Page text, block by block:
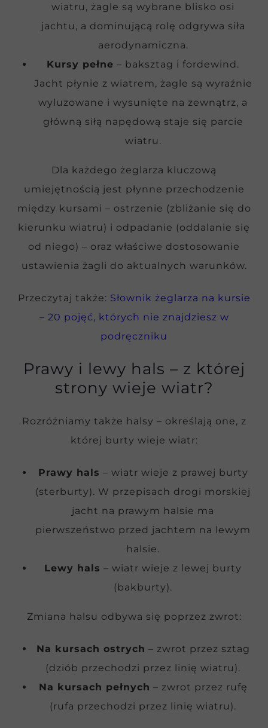
wiatru, żagle są wybrane blisko osi
jachtu, a dominującą rolę odgrywa siła
aerodynamiczna.
Kursy pełne – baksztag i fordewind.
Jacht płynie z wiatrem, żagle są wyraźnie
wyluzowane i wysunięte na zewnątrz, a
główną siłą napędową staje się parcie
wiatru.
Dla każdego żeglarza kluczową
umiejętnością jest płynne przechodzenie
między kursami – ostrzenie (zbliżanie się do
kierunku wiatru) i odpadanie (oddalanie się
od niego) – oraz właściwe dostosowanie
ustawienia żagli do aktualnych warunków.
Przeczytaj także: Słownik żeglarza na kursie
– 20 pojęć, których nie znajdziesz w
podręczniku
Prawy i lewy hals – z której
strony wieje wiatr?
Rozróżniamy także halsy – określają one, z
której burty wieje wiatr:
Prawy hals – wiatr wieje z prawej burty
(sterburty). W przepisach drogi morskiej
jacht na prawym halsie ma
pierwszeństwo przed jachtem na lewym
halsie.
Lewy hals – wiatr wieje z lewej burty
(bakburty).
Zmiana halsu odbywa się poprzez zwrot:
Na kursach ostrych – zwrot przez sztag
(dziób przechodzi przez linię wiatru).
Na kursach pełnych – zwrot przez rufę
(rufa przechodzi przez linię wiatru).